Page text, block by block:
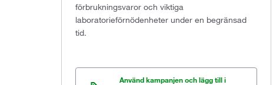
förbrukningsvaror och viktiga
laboratorieförnödenheter under en begränsad
tid.
Använd kampanjen och lägg till i